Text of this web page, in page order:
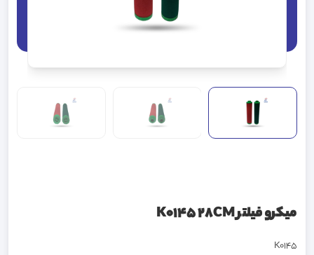
میکرو فیلتر K0145 28CM
K0145